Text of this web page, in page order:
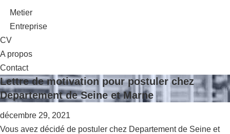
Metier
Entreprise
CV
A propos
Contact
Lettre de motivation pour postuler chez
Departement de Seine et Marne
décembre 29, 2021
Vous avez décidé de postuler chez Departement de Seine et